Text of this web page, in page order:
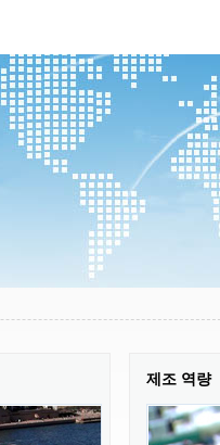
제조 역량